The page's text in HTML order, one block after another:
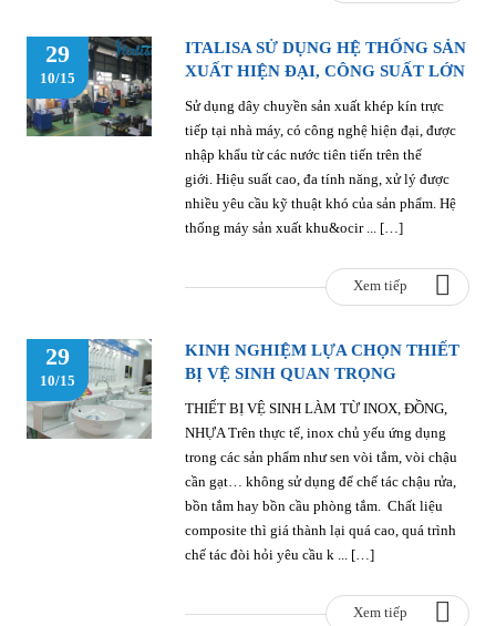
29
10/15
ITALISA SỬ DỤNG HỆ THỐNG SẢN
XUẤT HIỆN ĐẠI, CÔNG SUẤT LỚN
Sử dụng dây chuyền sản xuất khép kín trực
tiếp tại nhà máy, có công nghệ hiện đại, được
nhập khẩu từ các nước tiên tiến trên thế
giới. Hiệu suất cao, đa tính năng, xử lý được
nhiều yêu cầu kỹ thuật khó của sản phẩm. Hệ
thống máy sản xuất khu&ocir ... […]
Xem tiếp
29
10/15
KINH NGHIỆM LỰA CHỌN THIẾT
BỊ VỆ SINH QUAN TRỌNG
THIẾT BỊ VỆ SINH LÀM TỪ INOX, ĐỒNG,
NHỰA Trên thực tế, inox chủ yếu ứng dụng
trong các sản phẩm như sen vòi tắm, vòi chậu
cần gạt… không sử dụng để chế tác chậu rửa,
bồn tắm hay bồn cầu phòng tắm. Chất liệu
composite thì giá thành lại quá cao, quá trình
chế tác đòi hỏi yêu cầu k ... […]
Xem tiếp